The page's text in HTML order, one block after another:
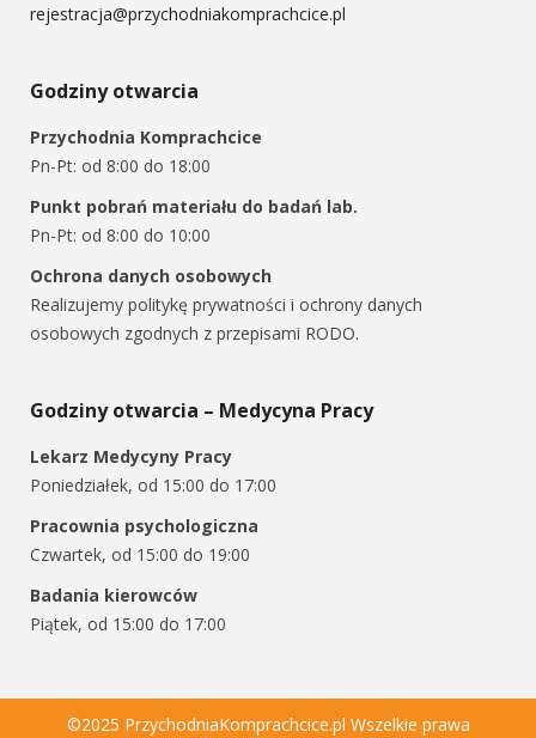
rejestracja@przychodniakomprachcice.pl
Godziny otwarcia
Przychodnia Komprachcice
Pn-Pt: od 8:00 do 18:00
Punkt pobrań materiału do badań lab.
Pn-Pt: od 8:00 do 10:00
Ochrona danych osobowych
Realizujemy politykę prywatności i ochrony danych
osobowych zgodnych z przepisami RODO.
Godziny otwarcia – Medycyna Pracy
Lekarz Medycyny Pracy
Poniedziałek, od 15:00 do 17:00
Pracownia psychologiczna
Czwartek, od 15:00 do 19:00
Badania kierowców
Piątek, od 15:00 do 17:00
©2025 PrzychodniaKomprachcice.pl Wszelkie prawa